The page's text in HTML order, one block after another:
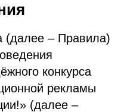
(далее – Правила)
конкурса
рекламы
(далее –